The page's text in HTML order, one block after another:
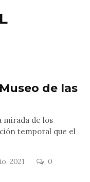
de las
mirada de los
temporal que el
2021 0